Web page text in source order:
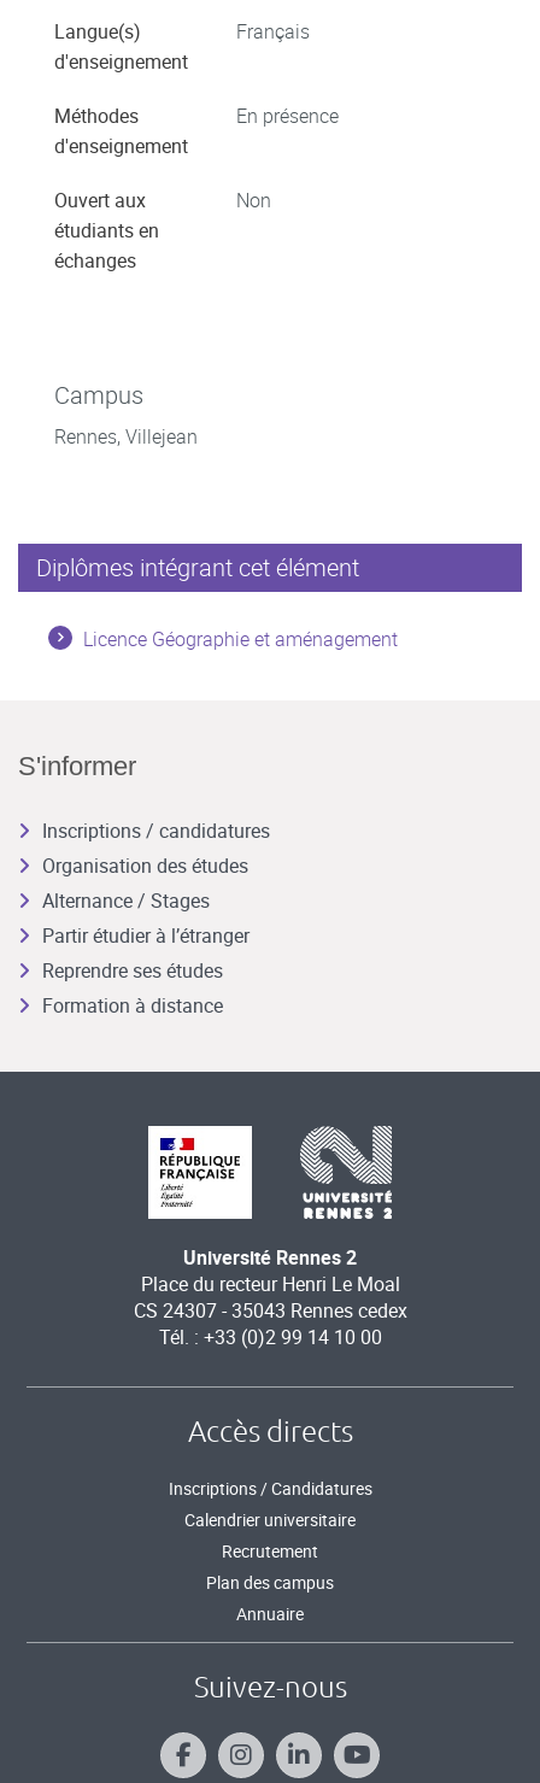
Langue(s)
d'enseignement
Français
Méthodes
d'enseignement
En présence
Ouvert aux
étudiants en
échanges
Non
Campus
Rennes, Villejean
Diplômes intégrant cet élément
Licence Géographie et aménagement
S'informer
Inscriptions / candidatures
Organisation des études
Alternance / Stages
Partir étudier à l’étranger
Reprendre ses études
Formation à distance
Université Rennes 2
Place du recteur Henri Le Moal
CS 24307 - 35043 Rennes cedex
Tél. : +33 (0)2 99 14 10 00
Accès directs
Inscriptions / Candidatures
Calendrier universitaire
Recrutement
Plan des campus
Annuaire
Suivez-nous